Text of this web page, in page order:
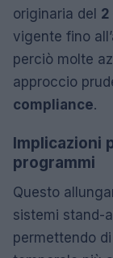
originaria del
vigente fino
perciò molte
approccio
compliance.
Implicazioni
programmi
Questo
sistemi stand-
permettendo